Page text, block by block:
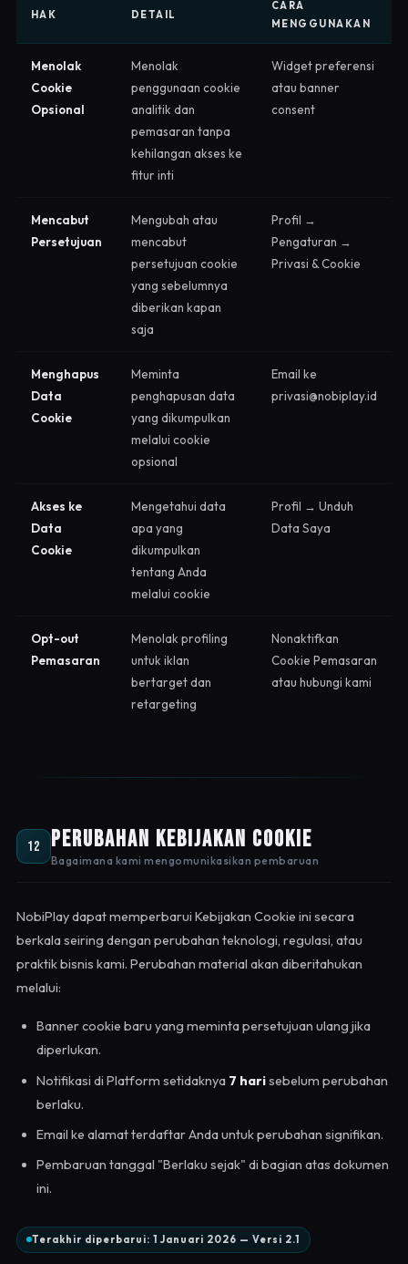
HAK DETAIL
CARA
MENGGUNAKAN
Menolak
Cookie
Opsional
Menolak
penggunaan cookie
analitik dan
pemasaran tanpa
kehilangan akses ke
fitur inti
Widget preferensi
atau banner
consent
Mencabut
Persetujuan
Mengubah atau
mencabut
persetujuan cookie
yang sebelumnya
diberikan kapan
saja
Profil →
Pengaturan →
Privasi & Cookie
Menghapus
Data
Cookie
Meminta
penghapusan data
yang dikumpulkan
melalui cookie
opsional
Email ke
privasi@nobiplay.id
Akses ke
Data
Cookie
Mengetahui data
apa yang
dikumpulkan
tentang Anda
melalui cookie
Profil → Unduh
Data Saya
Opt-out
Pemasaran
Menolak profiling
untuk iklan
bertarget dan
retargeting
Nonaktifkan
Cookie Pemasaran
atau hubungi kami
12 Perubahan Kebijakan Cookie
Bagaimana kami mengomunikasikan pembaruan
NobiPlay dapat memperbarui Kebijakan Cookie ini secara
berkala seiring dengan perubahan teknologi, regulasi, atau
praktik bisnis kami. Perubahan material akan diberitahukan
melalui:
Banner cookie baru yang meminta persetujuan ulang jika
diperlukan.
Notifikasi di Platform setidaknya 7 harisebelum perubahan
berlaku.
Email ke alamat terdaftar Anda untuk perubahan signifikan.
Pembaruan tanggal "Berlaku sejak" di bagian atas dokumen
ini.
Terakhir diperbarui: 1 Januari 2026 — Versi 2.1